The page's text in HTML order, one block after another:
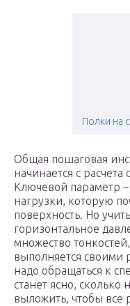
Полки на
Общая пошаговая
начинается с
Ключевой параметр
нагрузки, которую
поверхность. Но
горизонтальное
множество
выполняется своими
надо обращаться к
станет ясно,
выложить, чтобы все